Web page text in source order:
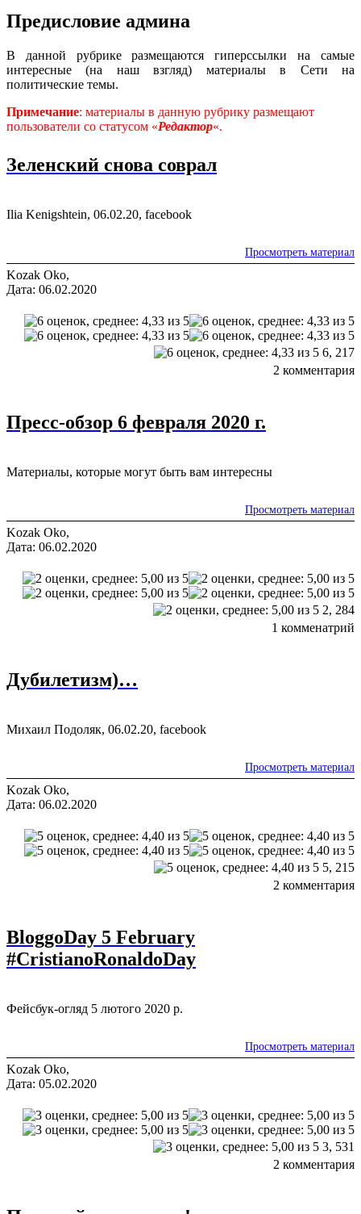
Предисловие админа
В данной рубрике размещаются гиперссылки на самые
интересные (на наш взгляд) материалы в Сети на
политические темы.
Примечание: материалы в данную рубрику размещают
пользователи со статусом «Редактор«.
Зеленский снова соврал
Ilia Kenigshtein, 06.02.20, facebook
Просмотреть материал
Kozak Oko,
Дата: 06.02.2020
6, 217
2 комментария
Пресс-обзор 6 февраля 2020 г.
Материалы, которые могут быть вам интересны
Просмотреть материал
Kozak Oko,
Дата: 06.02.2020
2, 284
1 комменатрий
Дубилетизм)…
Михаил Подоляк, 06.02.20, facebook
Просмотреть материал
Kozak Oko,
Дата: 06.02.2020
5, 215
2 комментария
BloggoDay 5 February
#CristianoRonaldоDay
Фейсбук-огляд 5 лютого 2020 р.
Просмотреть материал
Kozak Oko,
Дата: 05.02.2020
3, 531
2 комментария